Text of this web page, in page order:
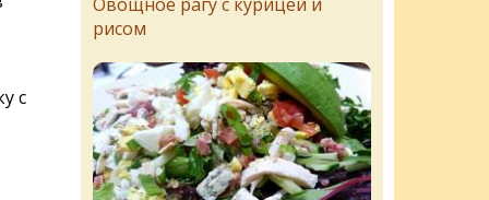
с
рисом